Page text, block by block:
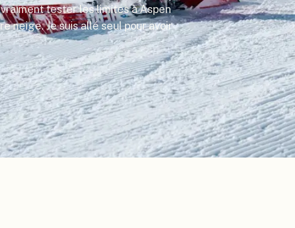
tester les limites à Aspen
neige. Je suis allé seul pour avoir